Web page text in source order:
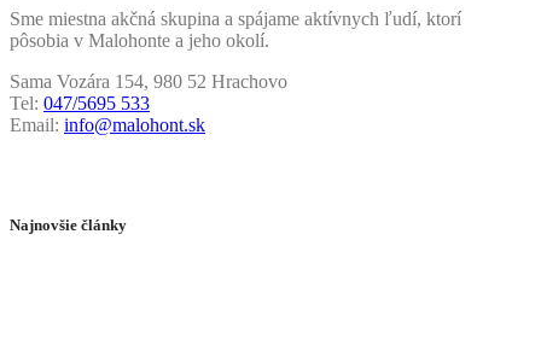
Sme miestna akčná skupina a spájame aktívnych ľudí, ktorí
pôsobia v Malohonte a jeho okolí.
Sama Vozára 154, 980 52 Hrachovo
Tel: 047/5695 533
Email: info@malohont.sk
Najnovšie články